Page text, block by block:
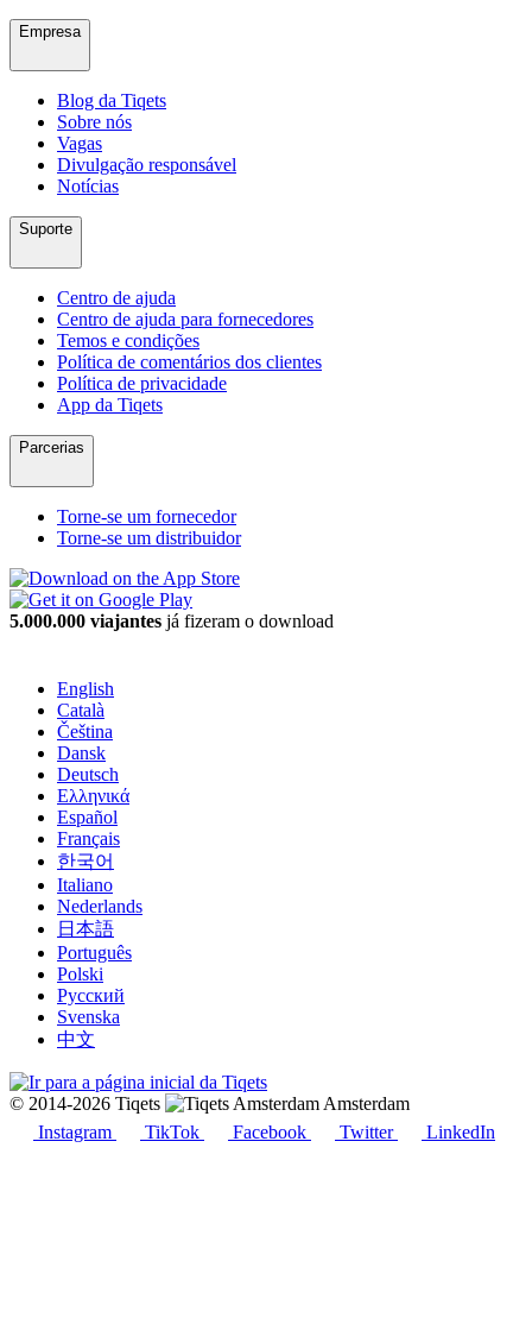
Empresa
Blog da Tiqets
Sobre nós
Vagas
Divulgação responsável
Notícias
Suporte
Centro de ajuda
Centro de ajuda para fornecedores
Temos e condições
Política de comentários dos clientes
Política de privacidade
App da Tiqets
Parcerias
Torne-se um fornecedor
Torne-se um distribuidor
5.000.000 viajantes já fizeram o download
English
Català
Čeština
Dansk
Deutsch
Ελληνικά
Español
Français
한국어
Italiano
Nederlands
日本語
Português
Polski
Русский
Svenska
中文
© 2014-2026 Tiqets
Amsterdam
Instagram
TikTok Facebook Twitter LinkedIn